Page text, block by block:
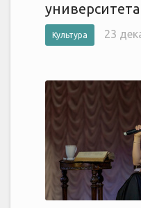
университета
Культура 23